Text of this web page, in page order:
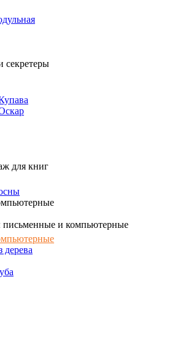
секретеры
для книг
письменные и компьютерные